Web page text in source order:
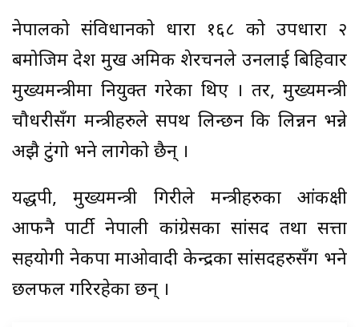
नेपालको संविधानको धारा १६८ को उपधारा २
बमोजिम प्रदेश प्रमुख अमिक शेरचनले उनलाई बिहिवार
मुख्यमन्त्रीमा नियुक्त गरेका थिए । तर, मुख्यमन्त्री
चौधरीसँग मन्त्रीहरुले सपथ लिन्छन कि लिन्नन भन्ने
अझै टुंगो भने लागेको छैन् ।
यद्धपी, मुख्यमन्त्री गिरीले मन्त्रीहरुका आंकक्षी
आफनै पार्टी नेपाली कांग्रेसका सांसद तथा सत्ता
सहयोगी नेकपा माओवादी केन्द्रका सांसदहरुसँग भने
छलफल गरिरहेका छन् ।